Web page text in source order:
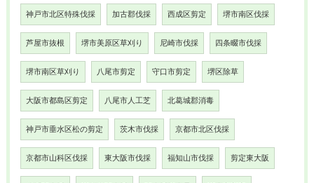
神戸市北区特殊伐採 加古郡伐採 西成区剪定 堺市南区伐採
芦屋市抜根 堺市美原区草刈り 尼崎市伐採 四条畷市伐採
堺市南区草刈り 八尾市剪定 守口市剪定 堺区除草
大阪市都島区剪定 八尾市人工芝 北葛城郡消毒
神戸市垂水区松の剪定 茨木市伐採 京都市北区伐採
京都市山科区伐採 東大阪市伐採 福知山市伐採 剪定東大阪